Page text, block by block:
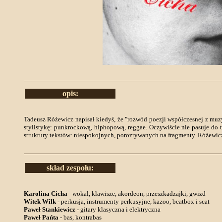
opis:
Tadeusz Różewicz napisał kiedyś, że "rozwód poezji współczesnej z
stylistykę: punkrockową, hiphopową, reggae. Oczywiście nie pasuje do
struktury tekstów: niespokojnych, porozrywanych na fragmenty.
skład zespołu:
Karolina Cicha - wokal, klawisze, akordeon, przeszkadzajki, gwizd
Witek Wilk- perkusja, instrumenty perkusyjne, kazoo, beatbox i scat
Paweł Stankiewicz - gitary klasyczna i elektryczna
Paweł Pańta - bas, kontrabas